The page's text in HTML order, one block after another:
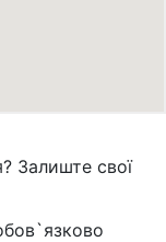
Залиште свої